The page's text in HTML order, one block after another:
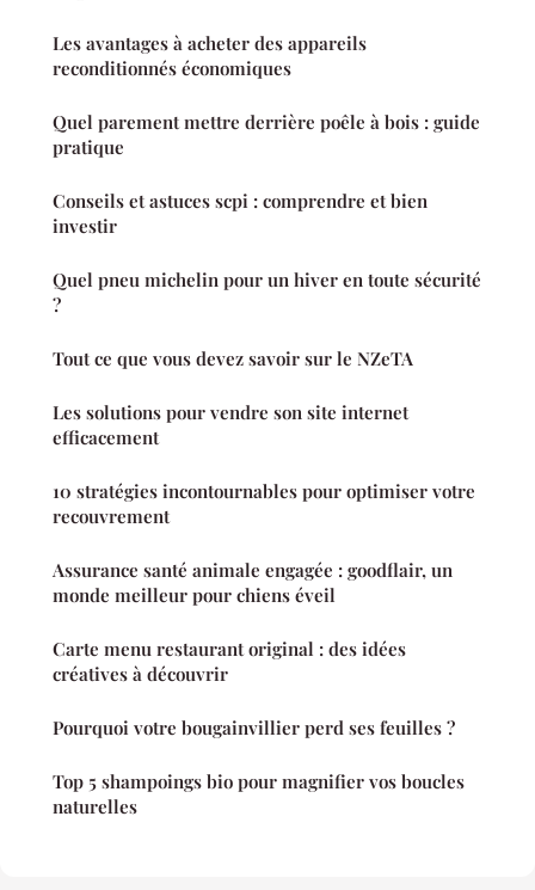
Les avantages à acheter des appareils
reconditionnés économiques
Quel parement mettre derrière poêle à bois : guide
pratique
Conseils et astuces scpi : comprendre et bien
investir
Quel pneu michelin pour un hiver en toute sécurité
?
Tout ce que vous devez savoir sur le NZeTA
Les solutions pour vendre son site internet
efficacement
10 stratégies incontournables pour optimiser votre
recouvrement
Assurance santé animale engagée : goodflair, un
monde meilleur pour chiens éveil
Carte menu restaurant original : des idées
créatives à découvrir
Pourquoi votre bougainvillier perd ses feuilles ?
Top 5 shampoings bio pour magnifier vos boucles
naturelles